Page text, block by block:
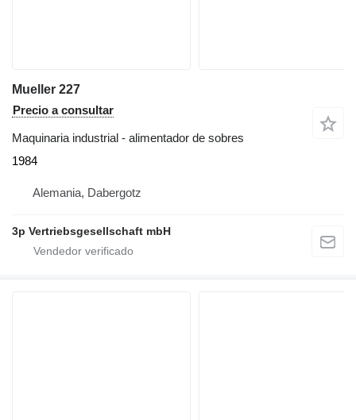
Mueller 227
Precio a consultar
Maquinaria industrial - alimentador de sobres
1984
Alemania, Dabergotz
3p Vertriebsgesellschaft mbH